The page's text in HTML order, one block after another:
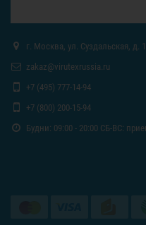
г. Москва, ул. Суздальская, д.
zakaz@virutexrussia.ru
+7 (495) 777-14-94
+7 (800) 200-15-94
Будни: 09:00 - 20:00 СБ-ВС: